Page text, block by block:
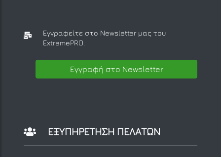
Εγγραφείτε στο Newsletter μας του
ExtremePRO.
Εγγραφή στο Newsletter
ΕΞΥΠΗΡΕΤΗΣΗ ΠΕΛΑΤΩΝ